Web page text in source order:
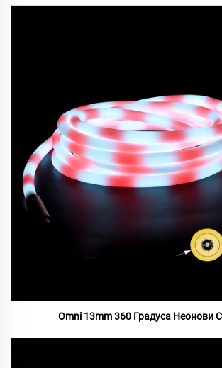
Omni 13mm 360 Градуса Неонови